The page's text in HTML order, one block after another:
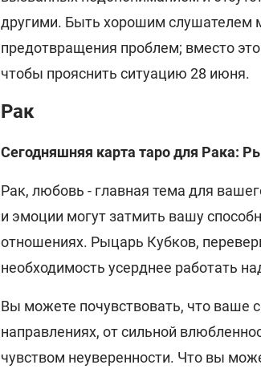
другими. Быть хорошим слушателем
предотвращения проблем; вместо
чтобы прояснить ситуацию 28 июня.
Рак
Сегодняшняя карта таро для Рака:
Рак, любовь - главная тема для
и эмоции могут затмить вашу
отношениях. Рыцарь Кубков,
необходимость усерднее работать
Вы можете почувствовать, что ваше
направлениях, от сильной
чувством неуверенности. Что вы